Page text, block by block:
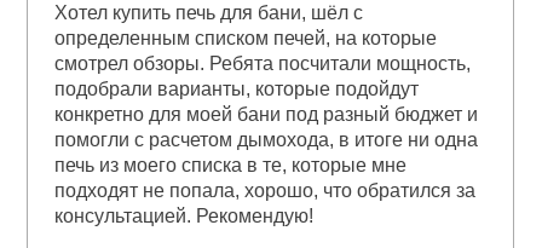
Хотел купить печь для бани, шёл с
определенным списком печей, на которые
смотрел обзоры. Ребята посчитали мощность,
подобрали варианты, которые подойдут
конкретно для моей бани под разный бюджет и
помогли с расчетом дымохода, в итоге ни одна
печь из моего списка в те, которые мне
подходят не попала, хорошо, что обратился за
консультацией. Рекомендую!